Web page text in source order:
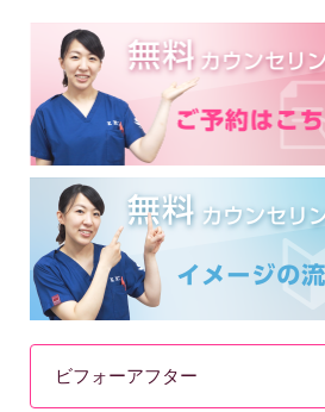
ビフォーアフター